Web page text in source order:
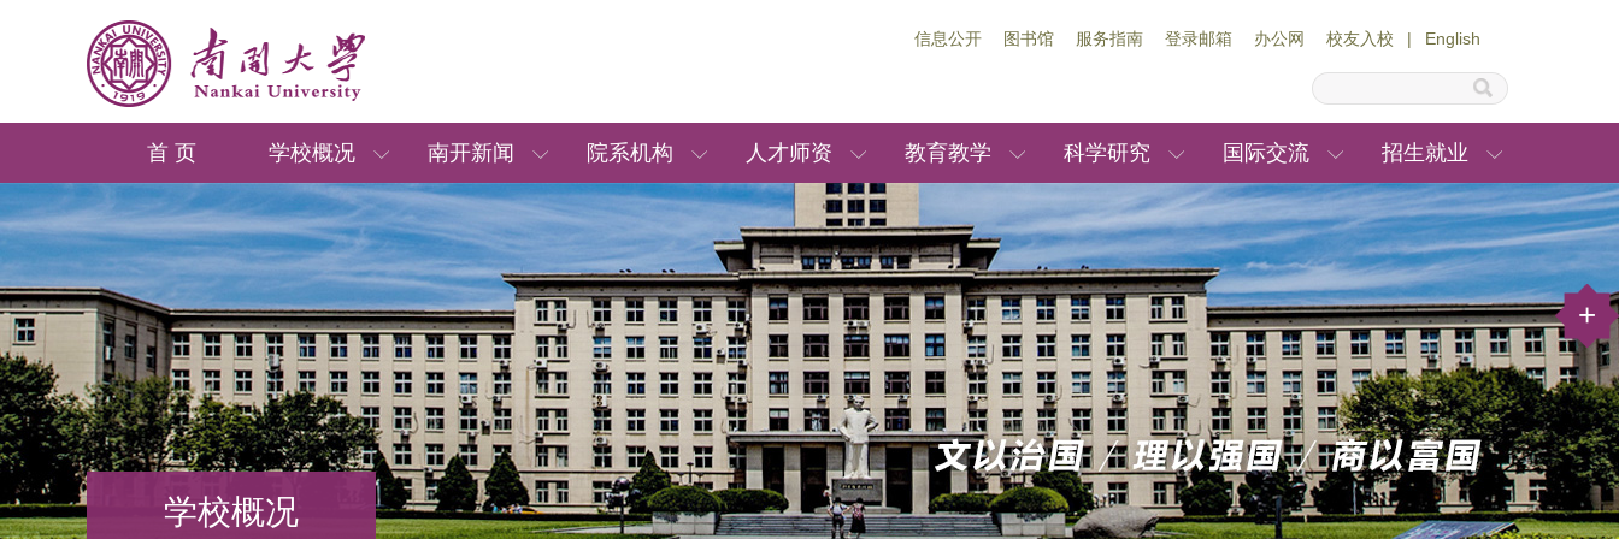
信息公开 图书馆 服务指南 登录邮箱 办公网 校友入校 | English
首 页 学校概况 南开新闻 院系机构 人才师资 教育教学 科学研究 国际交流 招生就业
+
学校概况